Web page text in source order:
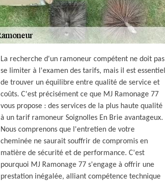
La recherche d'un ramoneur compétent ne doit pas
se limiter à l'examen des tarifs, mais il est essentiel
de trouver un équilibre entre qualité de service et
coûts. C'est précisément ce que MJ Ramonage 77
vous propose : des services de la plus haute qualité
à un tarif ramoneur Soignolles En Brie avantageux.
Nous comprenons que l'entretien de votre
cheminée ne saurait souffrir de compromis en
matière de sécurité et de performance. C'est
pourquoi MJ Ramonage 77 s'engage à offrir une
prestation inégalée, alliant compétence technique